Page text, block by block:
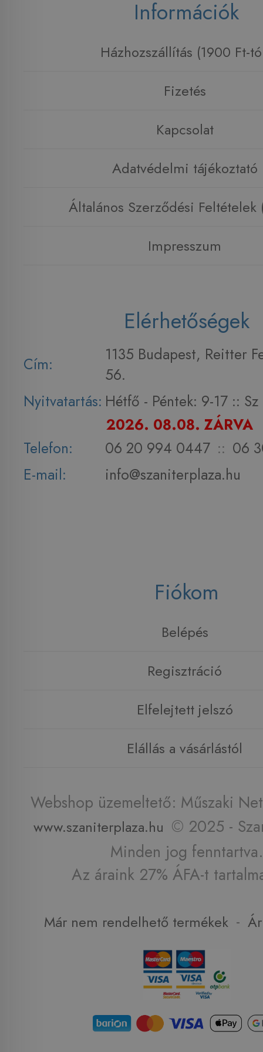
Információk
Házhozszállítás (1900 Ft-
Fizetés
Kapcsolat
Adatvédelmi tájékoztató
Általános Szerződési Feltételek
Impresszum
Elérhetőségek
Cím:
1135 Budapest, Reitter
56.
Nyitvatartás: Hétfő - Péntek: 9-17 :: Sz
2026. 08.08. ZÁRVA
Telefon:
06 20 994 0447 :: 06
E-mail:
info@szaniterplaza.hu
Fiókom
Belépés
Regisztráció
Elfelejtett jelszó
Elállás a vásárlástól
Webshop üzemeltető: Műszaki
www.szaniterplaza.hu © 2025 -
Minden jog fenntartva.
Az áraink 27% ÁFA-t
Már nem rendelhető termékek -